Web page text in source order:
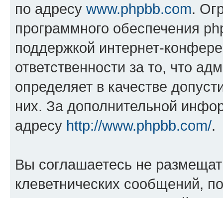
по адресу www.phpbb.com.
программного обеспечения
поддержкой интернет-
ответственности за то, что
определяет в качестве
них. За дополнительной
адресу http://www.phpbb.com/.
Вы соглашаетесь не
клеветнических сообщений,